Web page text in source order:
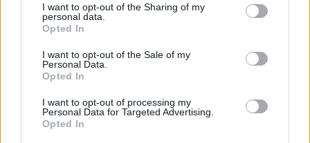
not limited to your visit or usage behaviour. You may click to
grant or deny consent to Google and its third-party tags to
use your data for below specified purposes in below Google
consent section.
I want to opt-out of the Sharing of my
personal data.
Opted In
I want to opt-out of the Sale of my
Personal Data.
Opted In
I want to opt-out of processing my
Personal Data for Targeted Advertising.
Opted In